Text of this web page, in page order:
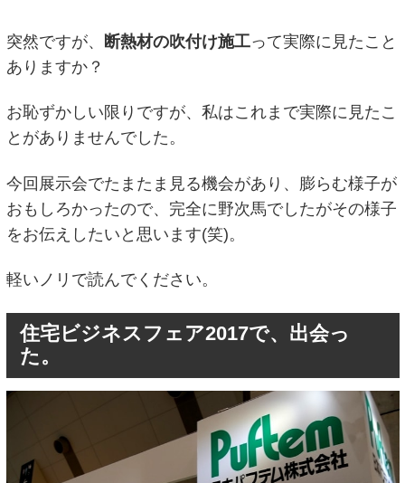
突然ですが、 断熱材の吹付け施工って実際に見たこと
ありますか？
お恥ずかしい限りですが、私はこれまで実際に見たこ
とがありませんでした。
今回展示会でたまたま見る機会があり、膨らむ様子が
おもしろかったので、完全に野次馬でしたがその様子
をお伝えしたいと思います(笑)。
軽いノリで読んでください。
住宅ビジネスフェア2017で、出会っ
た。